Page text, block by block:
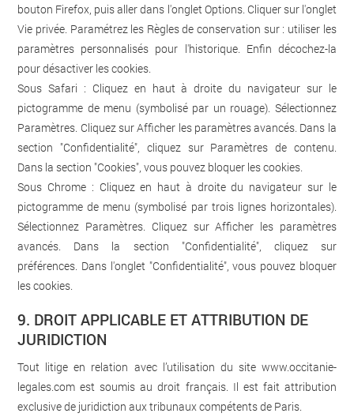
bouton Firefox, puis aller dans l'onglet Options. Cliquer sur l'onglet
Vie privée. Paramétrez les Règles de conservation sur : utiliser les
paramètres personnalisés pour l'historique. Enfin décochez-la
pour désactiver les cookies.
Sous Safari : Cliquez en haut à droite du navigateur sur le
pictogramme de menu (symbolisé par un rouage). Sélectionnez
Paramètres. Cliquez sur Afficher les paramètres avancés. Dans la
section "Confidentialité", cliquez sur Paramètres de contenu.
Dans la section "Cookies", vous pouvez bloquer les cookies.
Sous Chrome : Cliquez en haut à droite du navigateur sur le
pictogramme de menu (symbolisé par trois lignes horizontales).
Sélectionnez Paramètres. Cliquez sur Afficher les paramètres
avancés. Dans la section "Confidentialité", cliquez sur
préférences. Dans l'onglet "Confidentialité", vous pouvez bloquer
les cookies.
9. DROIT APPLICABLE ET ATTRIBUTION DE
JURIDICTION
Tout litige en relation avec l’utilisation du site www.occitanie-
legales.com est soumis au droit français. Il est fait attribution
exclusive de juridiction aux tribunaux compétents de Paris.